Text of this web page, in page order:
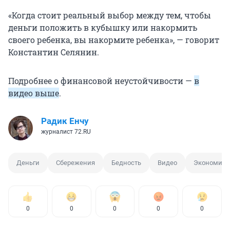
«Когда стоит реальный выбор между тем, чтобы
деньги положить в кубышку или накормить
своего ребенка, вы накормите ребенка», — говорит
Константин Селянин.
Подробнее о финансовой неустойчивости — в
видео выше.
Радик Енчу
журналист 72.RU
Деньги Сбережения Бедность Видео Экономист
0 0 0 0 0